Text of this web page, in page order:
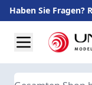
Haben Sie Fragen?
Suche